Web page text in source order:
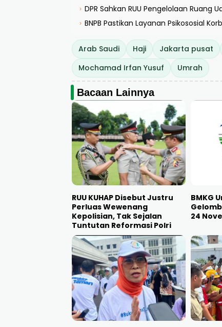
› DPR Sahkan RUU Pengelolaan Ruang
› BNPB Pastikan Layanan Psikososial
Arab Saudi Haji Jakarta pusat
Mochamad Irfan Yusuf
Umrah
Bacaan Lainnya
RUU KUHAP Disebut Justru
Perluas Wewenang
Kepolisian, Tak Sejalan
Tuntutan Reformasi Polri
BMKG
24